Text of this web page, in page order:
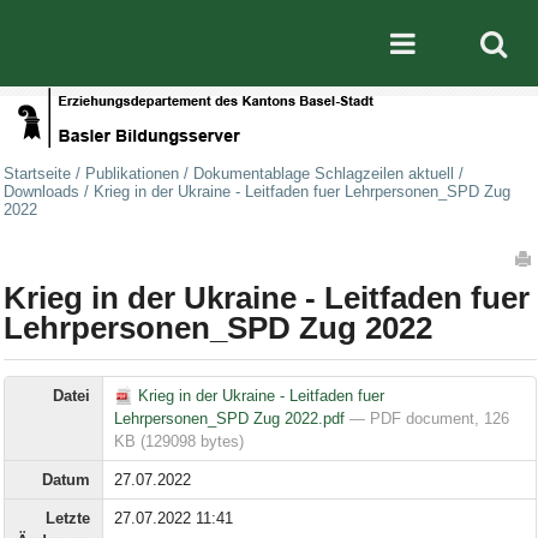
Mobile
Startseite / Publikationen / Dokumentablage Schlagzeilen aktuell
/
Downloads / Krieg in der Ukraine - Leitfaden fuer Lehrpersonen_SPD Zug
2022
Krieg in der Ukraine - Leitfaden fuer
Lehrpersonen_SPD Zug 2022
Datei
Krieg in der Ukraine - Leitfaden fuer
Lehrpersonen_SPD Zug 2022.pdf— PDF document, 126
KB (129098 bytes)
Datum 27.07.2022
Letzte
27.07.2022 11:41